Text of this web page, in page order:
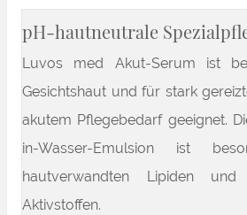
pH-hautneutrale
Luvos med Akut-Serum ist
Gesichtshaut und für stark
akutem Pflegebedarf geeignet.
in-Wasser-Emulsion ist
hautverwandten Lipiden und
Aktivstoffen.